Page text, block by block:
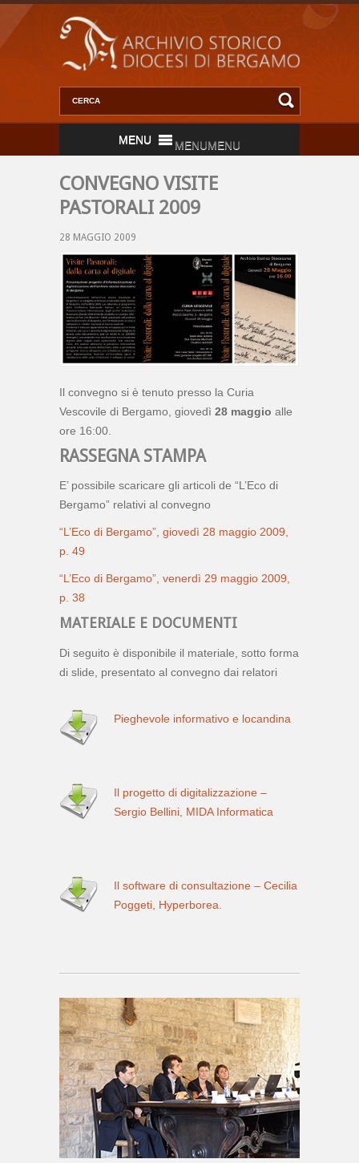
MENUMENU
CONVEGNO VISITE
PASTORALI 2009
28 MAGGIO 2009
Il convegno si è tenuto presso la Curia
Vescovile di Bergamo, giovedì 28 maggio alle
ore 16:00.
RASSEGNA STAMPA
E’ possibile scaricare gli articoli de “L’Eco di
Bergamo” relativi al convegno
“L’Eco di Bergamo”, giovedì 28 maggio 2009,
p. 49
“L’Eco di Bergamo”, venerdì 29 maggio 2009,
p. 38
MATERIALE E DOCUMENTI
Di seguito è disponibile il materiale, sotto forma
di slide, presentato al convegno dai relatori
Pieghevole informativo e locandina
Il progetto di digitalizzazione –
Sergio Bellini, MIDA Informatica
Il software di consultazione – Cecilia
Poggeti, Hyperborea.